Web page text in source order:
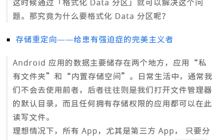
这时候通过「格式化 Data 分区」就可以解决这个问
题。那究竟为什么要格式化 Data 分区呢？
存储重定向——给患有强迫症的完美主义者
Android 应用的数据主要储存在两个地方，应用“私
有文件夹”和“内置存储空间”。日常生活中，通常我
们不会去使用前者，后者往往则是我们打开文件管理器
的默认目录，而且任何拥有存储权限的应用都可以在此
读写文件。
理想情况下，所有 App，尤其是第三方 App， 只要分